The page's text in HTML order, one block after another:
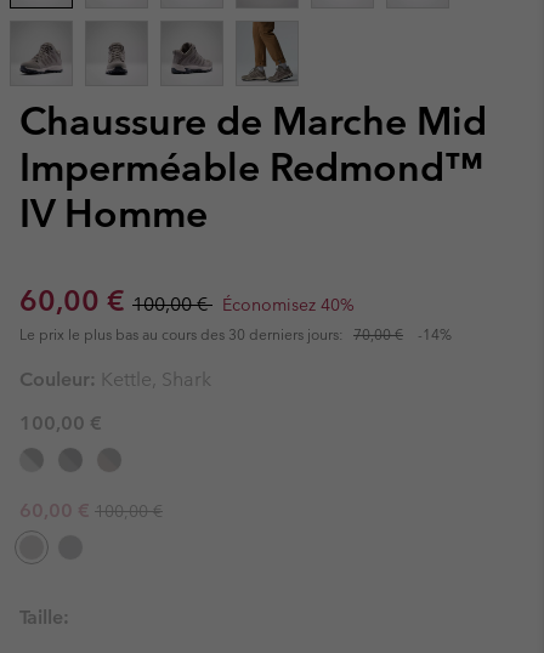
Chaussure de Marche Mid
Imperméable Redmond™
IV Homme
Sale price:
60,00 € Regular price:
100,00 € Économisez 40%
Le prix le plus bas au cours des 30 derniers jours: 70,00 € -14%
Couleur: Kettle, Shark
100,00 €
Sale price:
60,00 € Regular price:
100,00 €
Taille: